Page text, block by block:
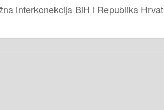
interkonekcija BiH i Republika